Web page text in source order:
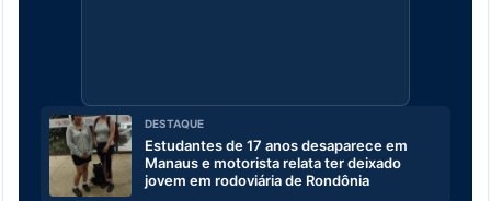
DESTAQUE
Estudantes de 17 anos desaparece em
Manaus e motorista relata ter deixado
jovem em rodoviária de Rondônia